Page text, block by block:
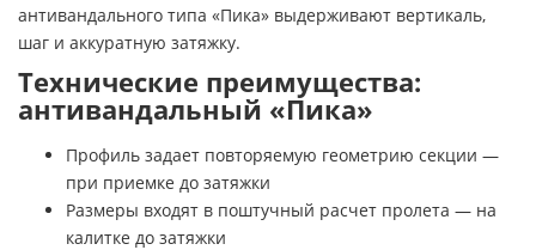
антивандального типа «Пика» выдерживают вертикаль,
шаг и аккуратную затяжку.
Технические преимущества:
антивандальный «Пика»
Профиль задает повторяемую геометрию секции —
при приемке до затяжки
Размеры входят в поштучный расчет пролета — на
калитке до затяжки